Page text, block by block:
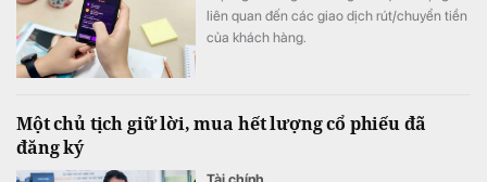
liên quan đến các giao dịch rút/chuyển tiền
của khách hàng.
Một chủ tịch giữ lời, mua hết lượng cổ phiếu đã
đăng ký